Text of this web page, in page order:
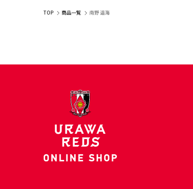
TOP 商品一覧 南野 遥海